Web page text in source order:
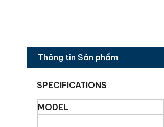
Thông tin Sản phẩm
SPECIFICATIONS
MODEL